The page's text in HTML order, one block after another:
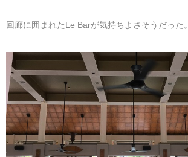
回廊に囲まれたLe Barが気持ちよさそうだった。